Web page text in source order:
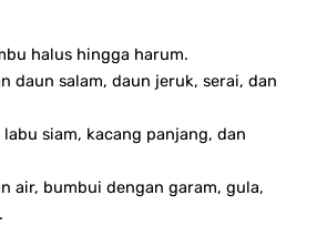
halus hingga harum.
daun salam, daun jeruk, serai, dan
labu siam, kacang panjang, dan
air, bumbui dengan garam, gula,